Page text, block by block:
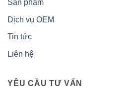
Sản phẩm
Dịch vụ OEM
Tin tức
Liên hệ
YÊU CẦU TƯ VẤN